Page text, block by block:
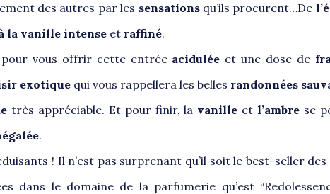
des autres par les sensations qu’ils procurent…De
la vanille intense et raffiné.
pour vous offrir cette entrée acidulée et une dose de
exotique qui vous rappellera les belles randonnées
très appréciable. Et pour finir, la vanille etl’ambre se
.
! Il n’est pas surprenant qu’il soit le best-seller des
dans le domaine de la parfumerie qu’est